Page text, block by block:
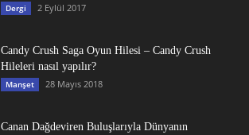
Dergi 2 Eylül 2017
Candy Crush Saga Oyun Hilesi – Candy Crush
Hileleri nasıl yapılır?
Manşet 28 Mayıs 2018
Canan Dağdeviren Buluşlarıyla Dünyanın